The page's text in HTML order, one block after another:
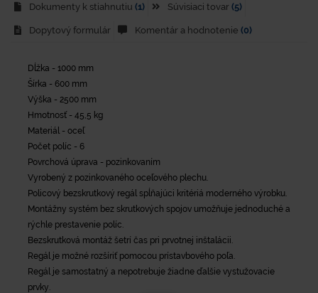
Dokumenty k stiahnutiu (1) Súvisiaci tovar (5)
Dopytový formulár Komentár a hodnotenie (0)
Dĺžka - 1000 mm
Šírka - 600 mm
Výška - 2500 mm
Hmotnosť - 45,5 kg
Materiál - oceľ
Počet políc - 6
Povrchová úprava - pozinkovaním
Vyrobený z pozinkovaného oceľového plechu.
Policový bezskrutkový regál spĺňajúci kritériá moderného výrobku.
Montážny systém bez skrutkových spojov umožňuje jednoduché a
rýchle prestavenie políc.
Bezskrutková montáž šetrí čas pri prvotnej inštalácii.
Regál je možné rozšíriť pomocou prístavbového poľa.
Regál je samostatný a nepotrebuje žiadne ďalšie vystužovacie
prvky.